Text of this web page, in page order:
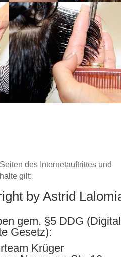
des Internetauftrittes und
gilt:
by Astrid
gem. §5 DDG
Gesetz):
Krüger